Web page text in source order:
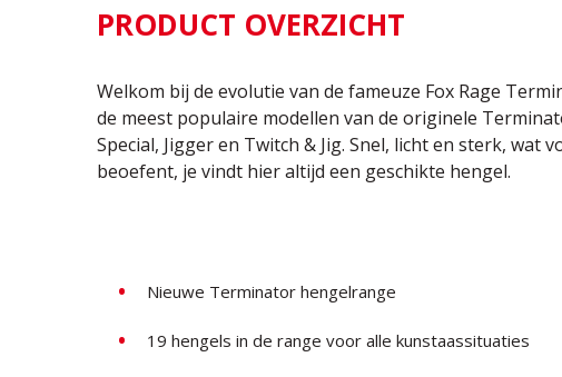
PRODUCT OVERZICHT
Welkom bij de evolutie van de fameuze Fox Rage
de meest populaire modellen van de originele
Special, Jigger en Twitch & Jig. Snel, licht en sterk, wat
beoefent, je vindt hier altijd een geschikte hengel.
Nieuwe Terminator hengelrange
19 hengels in de range voor alle kunstaassituaties